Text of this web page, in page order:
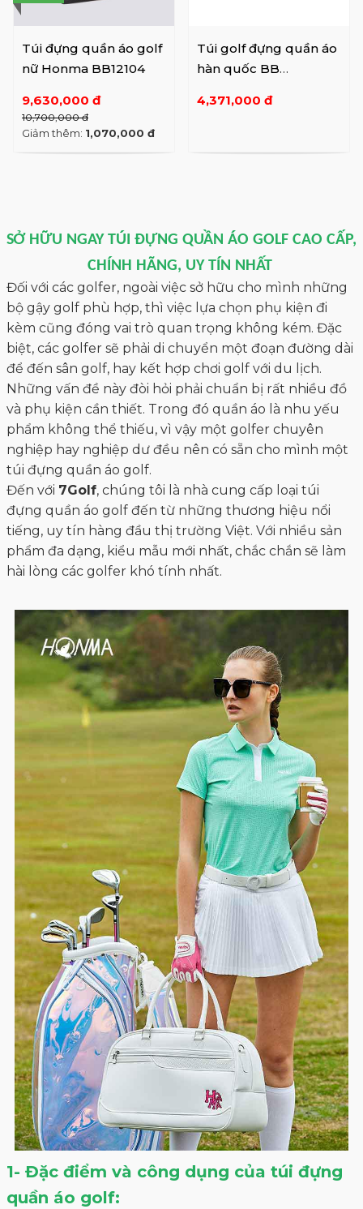
Túi đựng quần áo golf
nữ Honma BB12104
9,630,000 đ
10,700,000 đ
Giảm thêm: 1,070,000 đ
Túi golf đựng quần áo
hàn quốc BB
MGMUBUY2201
4,371,000 đ
SỞ HỮU NGAY TÚI ĐỰNG QUẦN ÁO GOLF CAO CẤP,
CHÍNH HÃNG, UY TÍN NHẤT
Đối với các golfer, ngoài việc sở hữu cho mình những
bộ gậy golf phù hợp, thì việc lựa chọn phụ kiện đi
kèm cũng đóng vai trò quan trọng không kém. Đặc
biệt, các golfer sẽ phải di chuyển một đoạn đường dài
để đến sân golf, hay kết hợp chơi golf với du lịch.
Những vấn đề này đòi hỏi phải chuẩn bị rất nhiều đồ
và phụ kiện cần thiết. Trong đó quần áo là nhu yếu
phẩm không thể thiếu, vì vậy một golfer chuyên
nghiệp hay nghiệp dư đều nên có sẵn cho mình một
túi đựng quần áo golf.
Đến với 7Golf, chúng tôi là nhà cung cấp loại túi
đựng quần áo golf đến từ những thương hiệu nổi
tiếng, uy tín hàng đầu thị trường Việt. Với nhiều sản
phẩm đa dạng, kiểu mẫu mới nhất, chắc chắn sẽ làm
hài lòng các golfer khó tính nhất.
1- Đặc điểm và công dụng của túi đựng
quần áo golf: